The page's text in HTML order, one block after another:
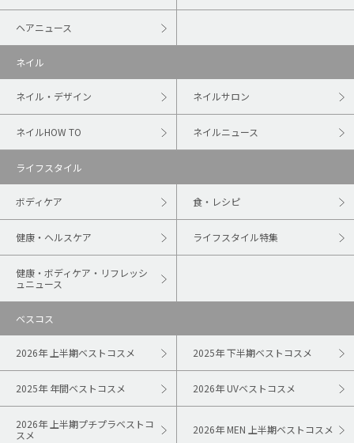
ヘアニュース
ネイル
ネイル・デザイン ネイルサロン
ネイルHOW TO ネイルニュース
ライフスタイル
ボディケア 食・レシピ
健康・ヘルスケア ライフスタイル特集
健康・ボディケア・リフレッシ
ュニュース
ベスコス
2026年 上半期ベストコスメ 2025年 下半期ベストコスメ
2025年 年間ベストコスメ 2026年 UVベストコスメ
2026年 上半期プチプラベストコ
スメ
2026年 MEN 上半期ベストコスメ